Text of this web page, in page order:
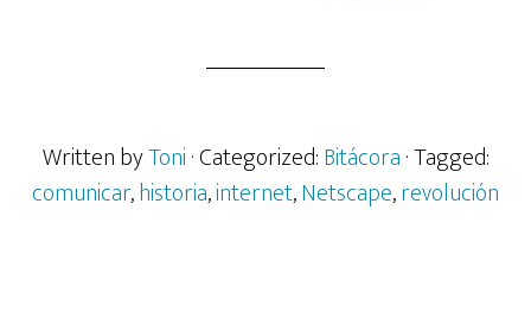
Internet.
Written byToni· Categorized:Bitácora· Tagged:
comunicar,historia,internet,Netscape,revolución